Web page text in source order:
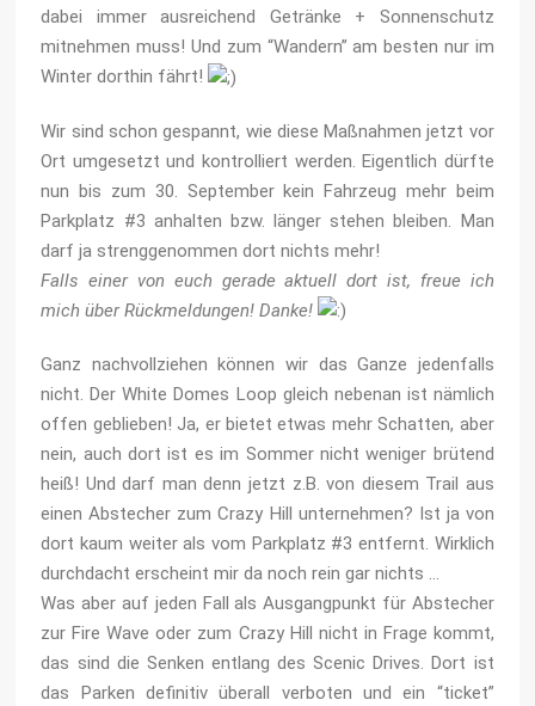
dabei immer ausrei­chend Getränke + Sonnenschutz
mitnehmen muss! Und zum “Wandern” am besten nur im
Winter dorthin fährt!
Wir sind schon gespannt, wie diese Maßnahmen jetzt vor
Ort umgesetzt und kontrolliert werden. Eigentlich dürfte
nun bis zum 30. September kein Fahrzeug mehr beim
Parkplatz #3 anhalten bzw. länger stehen bleiben. Man
darf ja strenggenommen dort nichts mehr!
Falls einer von euch gerade aktuell dort ist, freue ich
mich über Rückmeldungen! Danke!
Ganz nachvollziehen können wir das Ganze jedenfalls
nicht. Der White Domes Loop gleich nebenan ist nämlich
offen geblieben! Ja, er bietet etwas mehr Schatten, aber
nein, auch dort ist es im Sommer nicht weniger brütend
heiß! Und darf man denn jetzt z.B. von diesem Trail aus
einen Abstecher zum Crazy Hill unternehmen? Ist ja von
dort kaum weiter als vom Parkplatz #3 entfernt. Wirklich
durchdacht erscheint mir da noch rein gar nichts …
Was aber auf jeden Fall als Ausgangpunkt für Abstecher
zur Fire Wave oder zum Crazy Hill nicht in Frage kommt,
das sind die Senken entlang des Scenic Drives. Dort ist
das Parken definitiv überall verboten und ein “ticket”